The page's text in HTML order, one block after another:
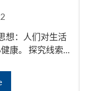
想：人们对生活
康。 探究线索…